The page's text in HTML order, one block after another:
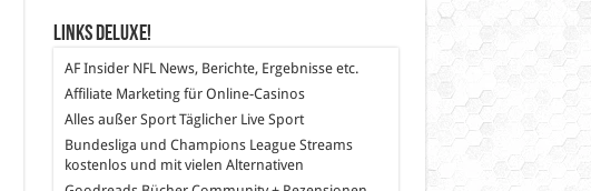
Links DeLuXe!
AF InsiderNFL News, Berichte, Ergebnisse etc.
Affiliate Marketingfür Online-Casinos
Alles außer SportTäglicher Live Sport
Bundesliga und Champions League Streams
kostenlos und mit vielen Alternativen